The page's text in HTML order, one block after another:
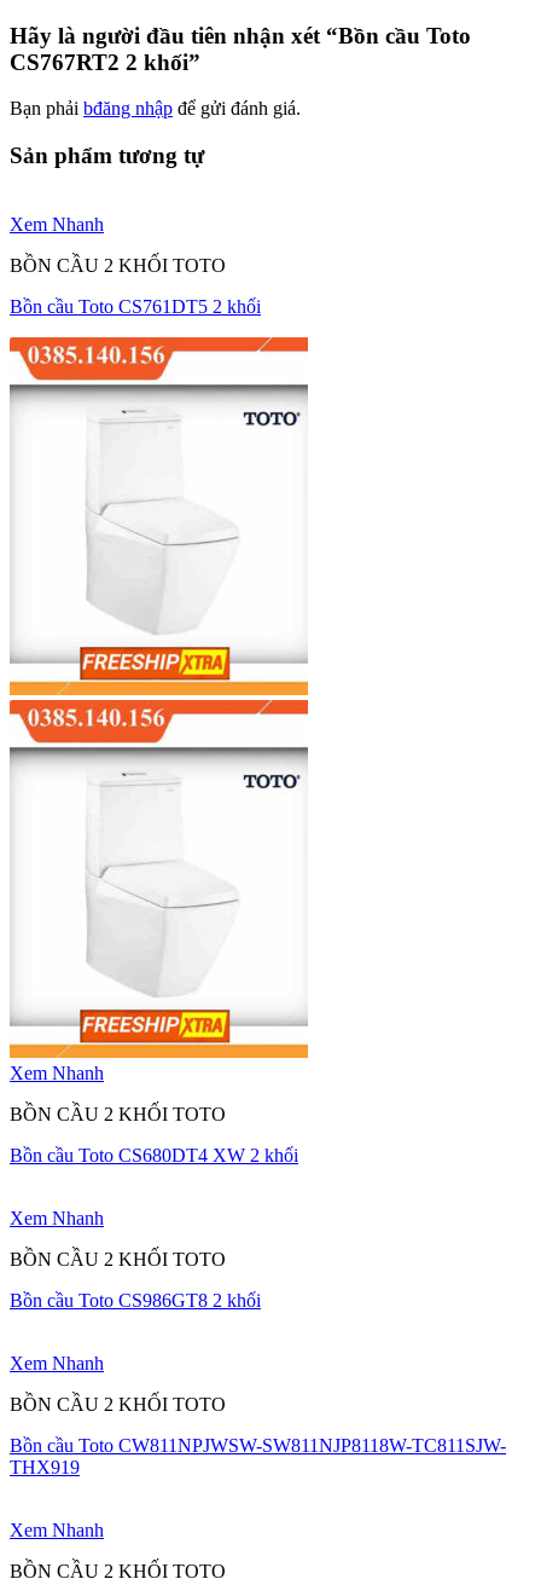
Hãy là người đầu tiên nhận xét “Bồn cầu Toto
CS767RT2 2 khối”
Bạn phải bđăng nhập để gửi đánh giá.
Sản phẩm tương tự
Xem Nhanh
BỒN CẦU 2 KHỐI TOTO
Bồn cầu Toto CS761DT5 2 khối
Xem Nhanh
BỒN CẦU 2 KHỐI TOTO
Bồn cầu Toto CS680DT4 XW 2 khối
Xem Nhanh
BỒN CẦU 2 KHỐI TOTO
Bồn cầu Toto CS986GT8 2 khối
Xem Nhanh
BỒN CẦU 2 KHỐI TOTO
Bồn cầu Toto CW811NPJWSW-SW811NJP8118W-TC811SJW-
THX919
Xem Nhanh
BỒN CẦU 2 KHỐI TOTO